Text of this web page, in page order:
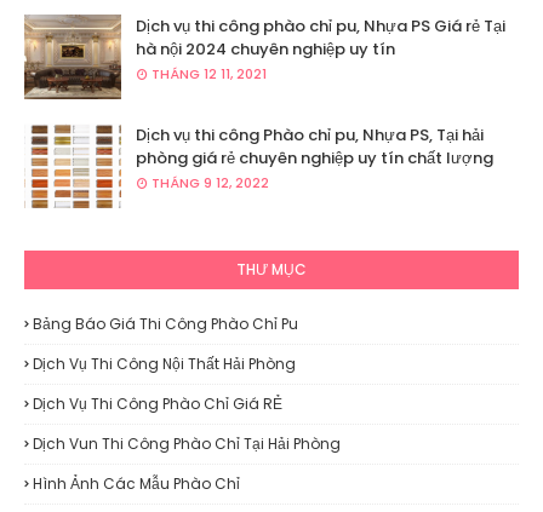
Dịch vụ thi công phào chỉ pu, Nhựa PS Giá rẻ Tại
hà nội 2024 chuyên nghiệp uy tín
THÁNG 12 11, 2021
Dịch vụ thi công Phào chỉ pu, Nhựa PS, Tại hải
phòng giá rẻ chuyên nghiệp uy tín chất lượng
THÁNG 9 12, 2022
THƯ MỤC
Bảng Báo Giá Thi Công Phào Chỉ Pu
Dịch Vụ Thi Công Nội Thất Hải Phòng
Dịch Vụ Thi Công Phào Chỉ Giá RẺ
Dịch Vun Thi Công Phào Chỉ Tại Hải Phòng
Hình Ảnh Các Mẫu Phào Chỉ